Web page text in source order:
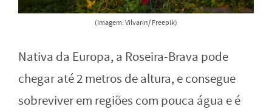
(Imagem: Vilvarin/ Freepik)
Nativa da Europa, a Roseira-Brava pode
chegar até 2 metros de altura, e consegue
sobreviver em regiões com pouca água e é